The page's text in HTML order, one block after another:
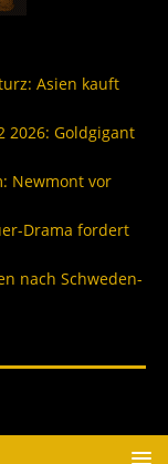
Asien kauft
2026: Goldgigant
Newmont vor
Drama fordert
nach Schweden-